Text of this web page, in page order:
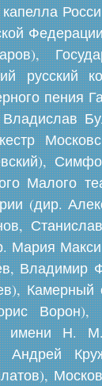
пения
Малого
(дир.
Мария
Камерный
имени Н.